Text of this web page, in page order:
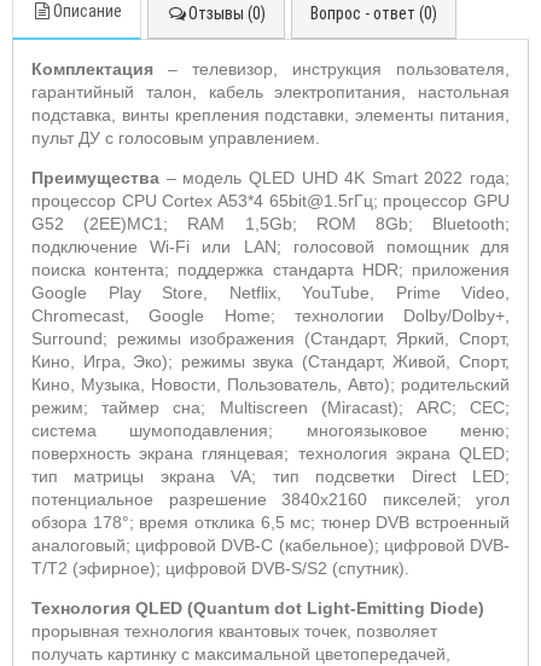
Описание Отзывы (0) Вопрос - ответ (0)
Комплектация – телевизор, инструкция пользователя,
гарантийный талон, кабель электропитания, настольная
подставка, винты крепления подставки, элементы питания,
пульт ДУ с голосовым управлением.
Преимущества – модель QLED UHD4K Smart 2022 года;
процессор CPU Cortex A53*4 65bit@1.5гГц; процессорGPU
G52 (2EE)MC1; RAM 1,5Gb; ROM 8Gb; Bluetooth;
подключениеWi-Fi или LAN; голосовой помощник для
поиска контента; поддержка стандарта HDR; приложения
Google
Play Store, Netflix, YouTube, Prime Video,
Chromecast,Google Home; технологии Dolby/Dolby+,
Surround; режимы изображения (Стандарт, Яркий, Спорт,
Кино, Игра, Эко); режимы звука (Стандарт, Живой, Спорт,
Кино, Музыка, Новости, Пользователь, Авто); родительский
режим; таймер сна; Multiscreen (Miracast); ARC;CEC;
система шумоподавления; многоязыковое меню;
поверхность экрана глянцевая; технология экрана QLED;
тип матрицы экранаVA; тип подсветки Direct LED;
потенциальное разрешение 3840х2160 пикселей; угол
обзора 178°; время отклика 6,5 мс; тюнер DVB встроенный
аналоговый; цифровой DVB-C (кабельное); цифровой DVB-
T/T2 (эфирное); цифровой DVB-S/S2 (спутник).
Технология QLED (Quantum dot Light-Emitting Diode)
прорывная технология квантовых точек, позволяет
получать картинку с максимальной цветопередачей,